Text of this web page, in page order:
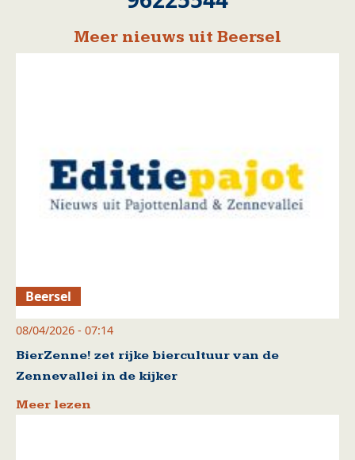
Meer nieuws uit Beersel
Beersel
08/04/2026 - 07:14
BierZenne! zet rijke biercultuur van de
Zennevallei in de kijker
Meer lezen